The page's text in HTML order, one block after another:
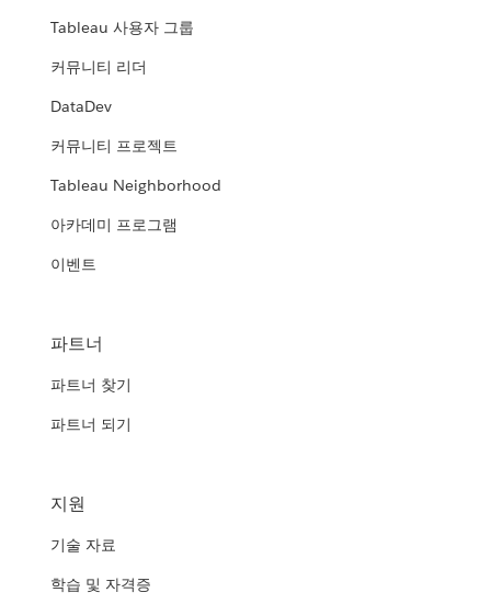
Tableau 사용자 그룹
커뮤니티 리더
DataDev
커뮤니티 프로젝트
Tableau Neighborhood
아카데미 프로그램
이벤트
파트너
파트너 찾기
파트너 되기
지원
기술 자료
학습 및 자격증